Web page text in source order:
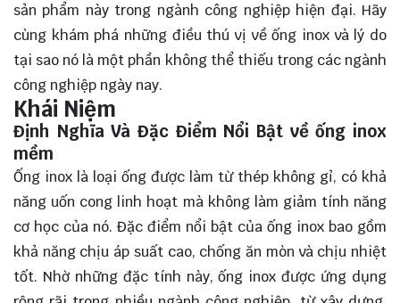
sản phẩm này trong ngành công nghiệp hiện đại. Hãy
cùng khám phá những điều thú vị về ống inox và lý do
tại sao nó là một phần không thể thiếu trong các ngành
công nghiệp ngày nay.
Khái Niệm
Định Nghĩa Và Đặc Điểm Nổi Bật về ống inox
mềm
Ống inox là loại ống được làm từ thép không gỉ, có khả
năng uốn cong linh hoạt mà không làm giảm tính năng
cơ học của nó. Đặc điểm nổi bật của ống inox bao gồm
khả năng chịu áp suất cao, chống ăn mòn và chịu nhiệt
tốt. Nhờ những đặc tính này, ống inox được ứng dụng